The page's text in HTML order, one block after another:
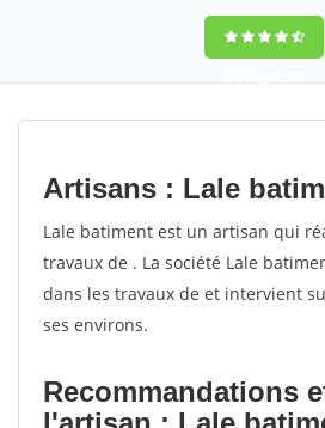
9,5(100%)73
votes
Artisans : Lale
Lale batiment est un artisan qui
travaux de . La société Lale
dans les travaux de et intervient
ses environs.
Recommandations